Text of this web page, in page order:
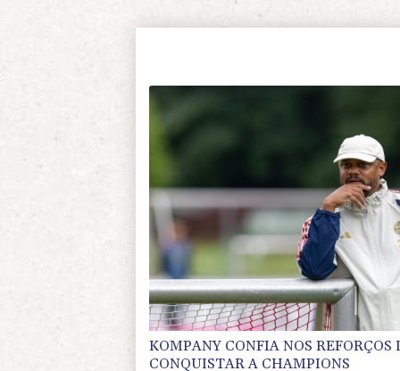
KOMPANY CONFIA NOS REFORÇOS
CONQUISTAR A CHAMPIONS